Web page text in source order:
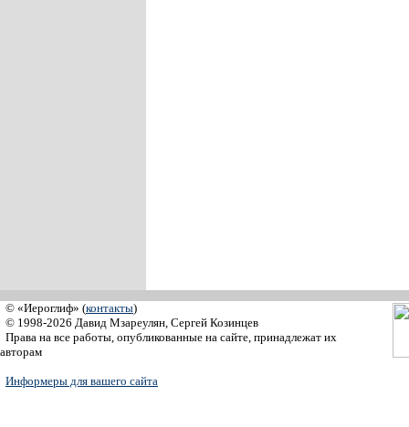
© «Иероглиф» (контакты)
© 1998-2026 Давид Мзареулян, Сергей Козинцев
Права на все работы, опубликованные на сайте, принадлежат их
авторам
Информеры для вашего сайта